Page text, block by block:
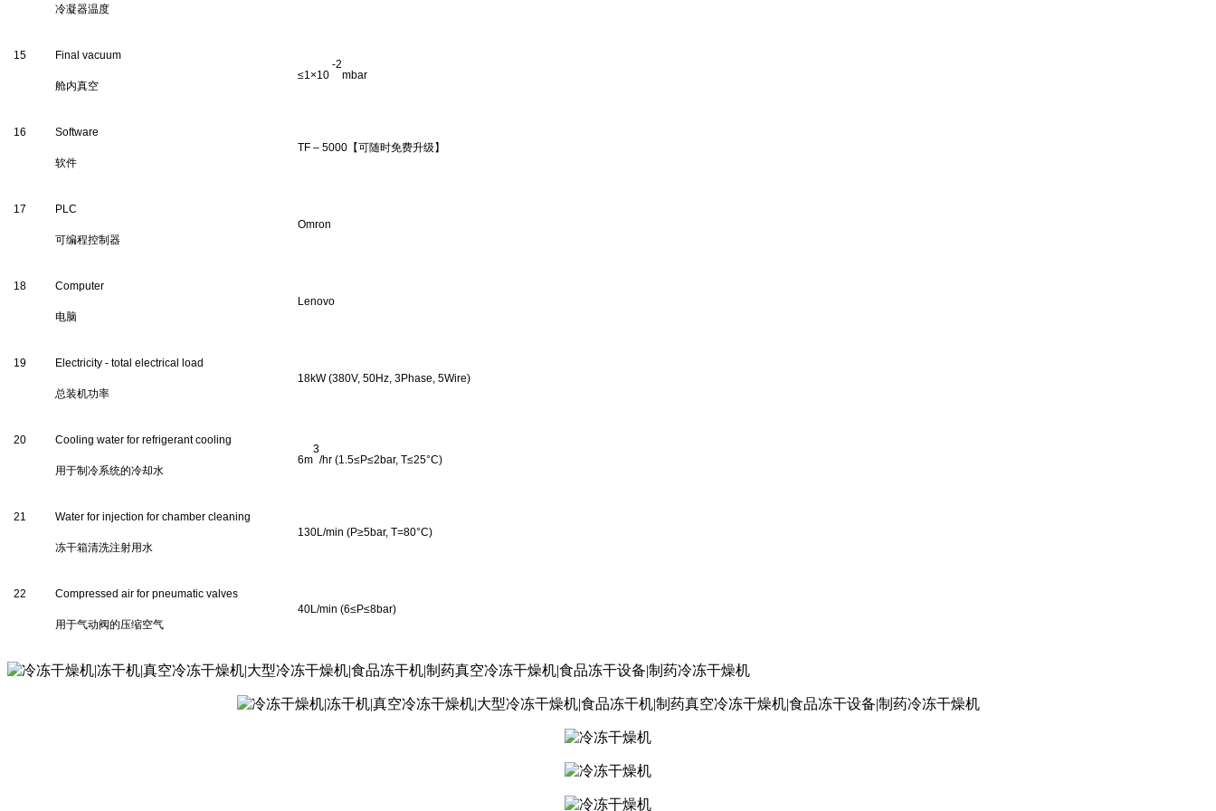
冷凝器温度
15 Final vacuum
舱内真空
≤1×10
-2
mbar
16 Software
软件
TF – 5000 【可随时免费升级】
17 PLC
可编程控制器
Omron
18 Computer
电脑
Lenovo
19 Electricity - total electrical load
总装机功率
18kW (380V, 50Hz, 3Phase, 5Wire)
20 Cooling water for refrigerant cooling
用于制冷系统的冷却水
6m
3
/hr (1.5≤P≤2bar, T≤25°C)
21 Water for injection for chamber cleaning
冻干箱清洗注射用水
130L/min (P≥5bar, T=80°C)
22 Compressed air for pneumatic valves
用于气动阀的压缩空气
40L/min (6≤P≤8bar)